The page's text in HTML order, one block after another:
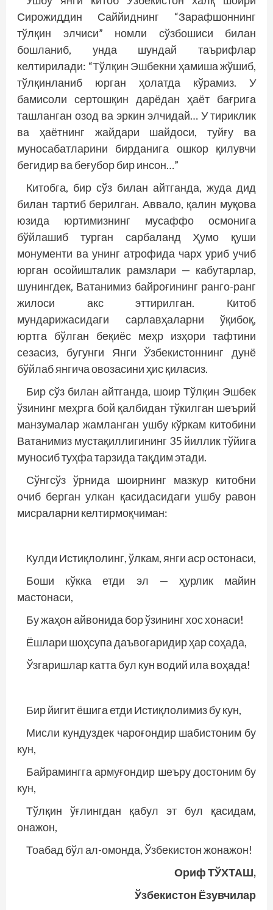
Сирожиддин Саййиднинг “Зарафшоннинг
тўлқин элчиси” номли сўзбошиси билан
бошланиб, унда шундай таърифлар
келтирилади: “Тўлқин Эшбекни ҳамиша жўшиб,
тўлқинланиб юрган ҳолатда кўрамиз. У
бамисоли сертошқин дарёдан ҳаёт бағрига
ташланган озод ва эркин элчидай… У тириклик
ва ҳаётнинг жайдари шайдоси, туйғу ва
муносабатларини бирданига ошкор қилувчи
бегидир ва беғубор бир инсон…”
Китобга, бир сўз билан айтганда, жуда дид
билан тартиб берилган. Аввало, қалин муқова
юзида юртимизнинг мусаффо осмонига
бўйлашиб турган сарбаланд Ҳумо қуши
монументи ва унинг атрофида чарх уриб учиб
юрган осойишталик рамзлари — кабутарлар,
шунингдек, Ватанимиз байроғининг ранго-ранг
жилоси акс эттирилган. Китоб
мундарижасидаги сарлавҳаларни ўқибоқ,
юртга бўлган беқиёс меҳр изҳори тафтини
сезасиз, бугунги Янги Ўзбекистоннинг дунё
бўйлаб янгича овозасини ҳис қиласиз.
Бир сўз билан айтганда, шоир Тўлқин Эшбек
ўзининг меҳрга бой қалбидан тўкилган шеърий
манзумалар жамланган ушбу кўркам китобини
Ватанимиз мустақиллигининг 35 йиллик тўйига
муносиб туҳфа тарзида тақдим этади.
Сўнгсўз ўрнида шоирнинг мазкур китобни
очиб берган улкан қасидасидаги ушбу равон
мисраларни келтирмоқчиман:
Кулди Истиқлолинг, ўлкам, янги аср остонаси,
Боши кўкка етди эл — ҳурлик майин
мастонаси,
Бу жаҳон айвонида бор ўзининг хос хонаси!
Ёшлари шоҳсупа даъвогаридир ҳар соҳада,
Ўзгаришлар катта бул кун водий ила воҳада!
Бир йигит ёшига етди Истиқлолимиз бу кун,
Мисли кундуздек чароғондир шабистоним бу
кун,
Байрамингга армуғондир шеъру достоним бу
кун,
Тўлқин ўғлингдан қабул эт бул қасидам,
онажон,
Тоабад бўл ал-омонда, Ўзбекистон жонажон!
Ориф ТЎХТАШ,
Ўзбекистон Ёзувчилар